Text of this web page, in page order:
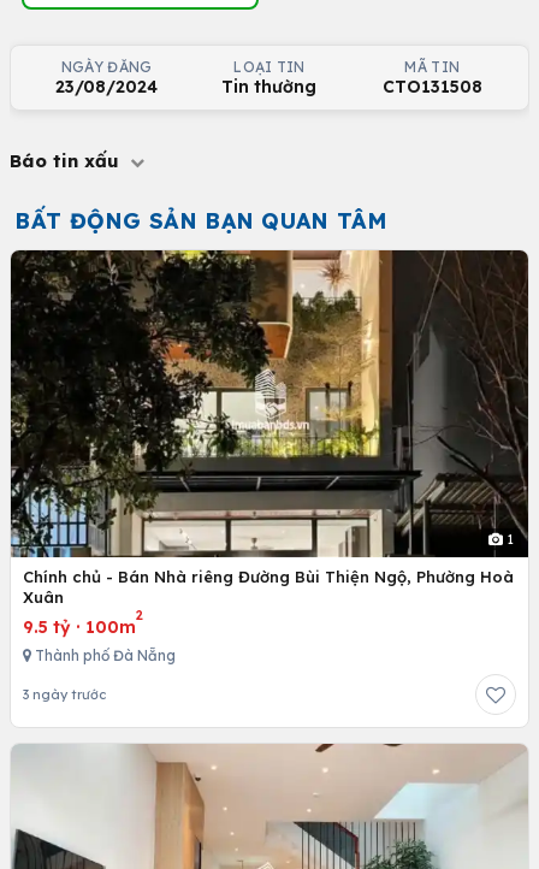
NGÀY ĐĂNG
23/08/2024
LOẠI TIN
Tin thường
MÃ TIN
CTO131508
Báo tin xấu
BẤT ĐỘNG SẢN BẠN QUAN TÂM
1
Chính chủ - Bán Nhà riêng Đường Bùi Thiện Ngộ, Phường Hoà
Xuân
9.5 tỷ · 100m
2
Thành phố Đà Nẵng
3 ngày trước